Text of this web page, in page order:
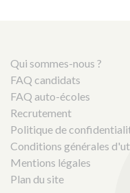
Qui sommes-nous ?
FAQ candidats
FAQ auto-écoles
Recrutement
Politique de
Conditions générales
Mentions légales
Plan du site